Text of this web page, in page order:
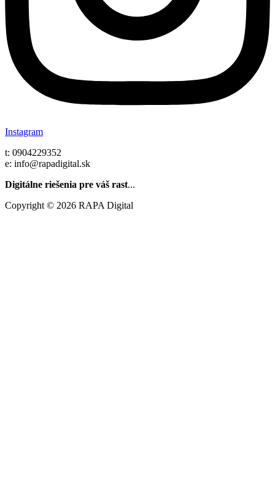
Instagram
t: 0904229352
e: info@rapadigital.sk
Digitálne riešenia pre váš rast...
Copyright © 2026 RAPA Digital